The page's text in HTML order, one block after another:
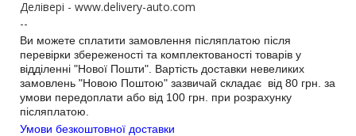
Делівері - www.delivery-auto.com
--
Ви можете сплатити замовлення післяплатою після
перевірки збереженості та комплектованості товарів у
відділенні "Нової Пошти". Вартість доставки невеликих
замовлень "Новою Поштою" зазвичай складає від 80 грн. за
умови передоплати або від 100 грн. при розрахунку
післяплатою.
Умови безкоштовної доставки